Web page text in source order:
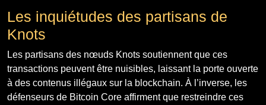
Les inquiétudes des partisans de
Knots
Les partisans des nœuds Knots soutiennent que ces
transactions peuvent être nuisibles, laissant la porte ouverte
à des contenus illégaux sur la blockchain. À l’inverse, les
défenseurs de Bitcoin Core affirment que restreindre ces